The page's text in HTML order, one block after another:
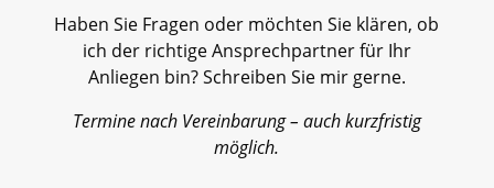
Haben Sie Fragen oder möchten Sie klären, ob
ich der richtige Ansprechpartner für Ihr
Anliegen bin? Schreiben Sie mir gerne.
Termine nach Vereinbarung – auch kurzfristig
möglich.